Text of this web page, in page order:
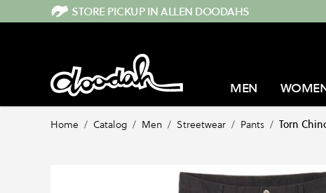
Direkt zum InhaltSTORE PICKUP IN ALLEN DOODAHS
MEN
Home / Catalog / Men / Streetwear / Pants / Torn